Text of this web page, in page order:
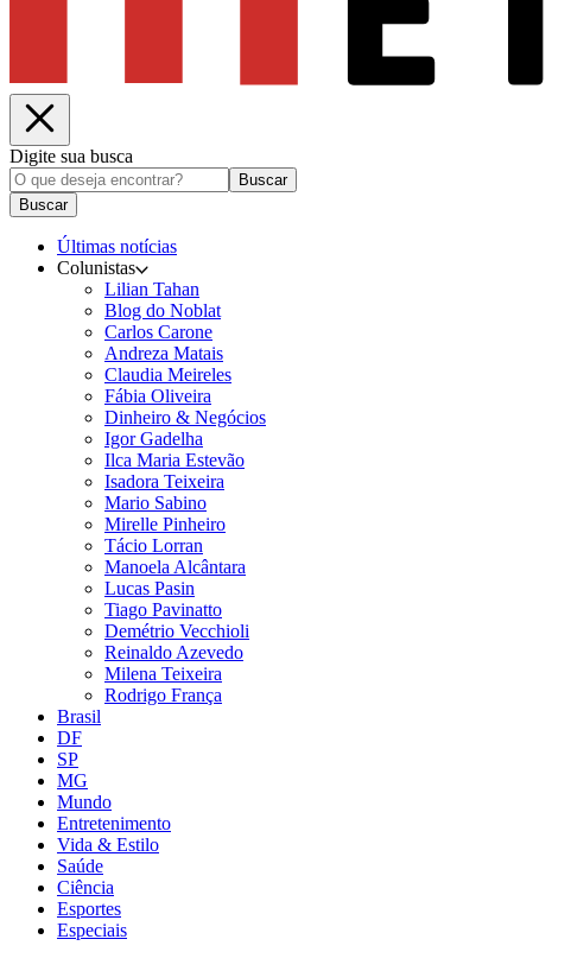
Digite sua busca
Buscar
Buscar
Últimas notícias
Colunistas
Lilian Tahan
Blog do Noblat
Carlos Carone
Andreza Matais
Claudia Meireles
Fábia Oliveira
Dinheiro & Negócios
Igor Gadelha
Ilca Maria Estevão
Isadora Teixeira
Mario Sabino
Mirelle Pinheiro
Tácio Lorran
Manoela Alcântara
Lucas Pasin
Tiago Pavinatto
Demétrio Vecchioli
Reinaldo Azevedo
Milena Teixeira
Rodrigo França
Brasil
DF
SP
MG
Mundo
Entretenimento
Vida & Estilo
Saúde
Ciência
Esportes
Especiais